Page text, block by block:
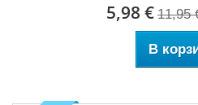
5,98 € 11,95
В